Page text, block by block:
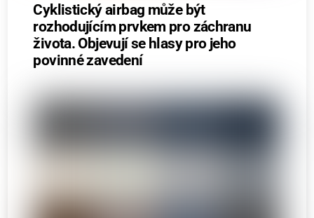
Cyklistický airbag může být
rozhodujícím prvkem pro záchranu
života. Objevují se hlasy pro jeho
povinné zavedení